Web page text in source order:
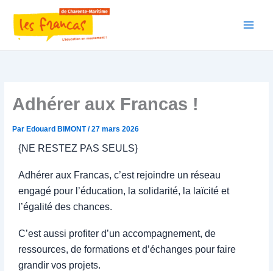
contenu
Adhérer aux Francas !
Par Edouard BIMONT/27 mars 2026
{NE RESTEZ PAS SEULS}
Adhérer aux Francas, c’est rejoindre un réseau
engagé pour l’éducation, la solidarité, la laïcité et
l’égalité des chances.
C’est aussi profiter d’un accompagnement, de
ressources, de formations et d’échanges pour faire
grandir vos projets.